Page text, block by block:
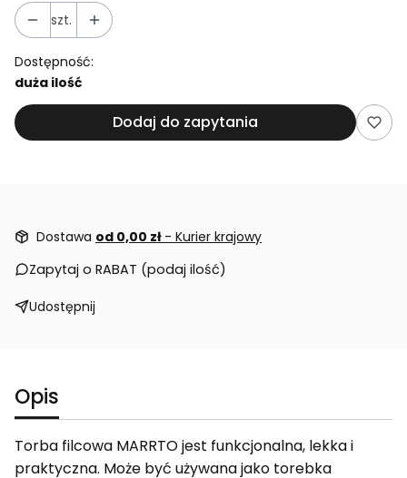
szt.
Dostępność:
duża ilość
Dodaj do zapytania
Dostawa od 0,00 zł - Kurier krajowy
Zapytaj o RABAT (podaj ilość)
Udostępnij
Opis
Torba filcowa MARRTO jest funkcjonalna, lekka i
praktyczna. Może być używana jako torebka